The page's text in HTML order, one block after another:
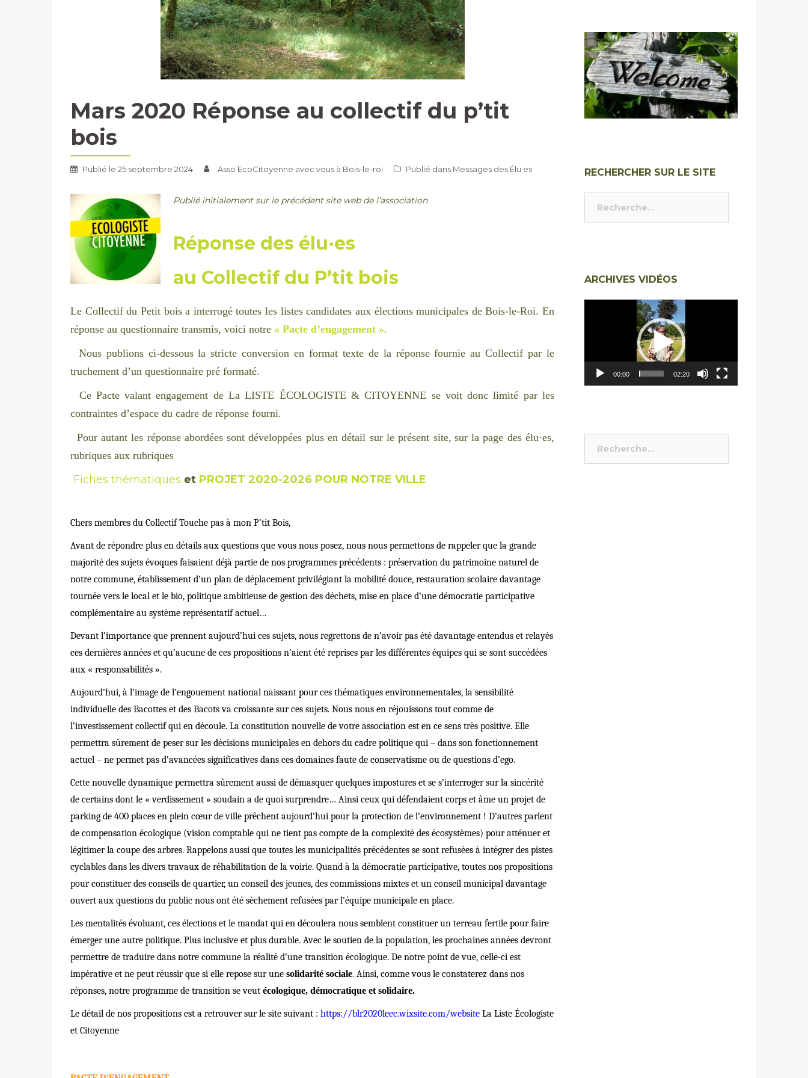
Mars 2020 Réponse au collectif du p’tit
bois
Publié le 25 septembre 2024 Asso EcoCitoyenne avec vous à Bois-le-roi Publié dans Messages des Élu·es
Publié initialement sur le précédent site web de l’association
Réponse des élu·es
au Collectif du P’tit bois
Le Collectif du Petit bois a interrogé toutes les listes candidates aux élections municipales de Bois-le-Roi. En
réponse au questionnaire transmis, voici notre « Pacte d’engagement ».
Nous publions ci-dessous la stricte conversion en format textede la réponse fournie au Collectif par le
truchement d’un questionnaire pré formaté.
Ce Pacte valant engagement de La LISTE ÉCOLOGISTE & CITOYENNE se voit donc limité par les
contraintes d’espace du cadre de réponse fourni.
Pour autant les réponse abordées sont développées plus en détail sur le présent site, sur la page des élu·es,
rubriques aux rubriques
Fiches thématiques et PROJET 2020-2026 POUR NOTRE VILLE
Chers membres du Collectif Touche pas à mon P’tit Bois,
Avant de répondre plus en détails aux questions que vous nous posez, nous nous permettons de rappeler que la grande
majorité des sujets évoques faisaient déjà partie de nos programmes précédents : préservation du patrimoine naturel de
notre commune, établissement d’un plan de déplacement privilégiant la mobilité douce, restauration scolaire davantage
tournée vers le local et le bio, politique ambitieuse de gestion des déchets, mise en place d’une démocratie participative
complémentaire au système représentatif actuel…
Devant l’importance que prennent aujourd’hui ces sujets, nous regrettons de n’avoir pas été davantage entendus et relayés
ces dernières années et qu’aucune de ces propositions n’aient été reprises par les différentes équipes qui se sont succédées
aux « responsabilités ».
Aujourd’hui, à l’image de l’engouement national naissant pour ces thématiques environnementales, la sensibilité
individuelle des Bacottes et des Bacots va croissante sur ces sujets. Nous nous en réjouissons tout comme de
l’investissement collectif qui en découle. La constitution nouvelle de votre association est en ce sens très positive. Elle
permettra sûrement de peser sur les décisions municipales en dehors du cadre politique qui – dans son fonctionnement
actuel – ne permet pas d’avancées significatives dans ces domaines faute de conservatisme ou de questions d’ego.
Cette nouvelle dynamique permettra sûrement aussi de démasquer quelques impostures et se s’interroger sur la sincérité
de certains dont le « verdissement » soudain a de quoi surprendre… Ainsi ceux qui défendaient corps et âme un projet de
parking de 400 places en plein cœur de ville prêchent aujourd’hui pour la protection de l’environnement ! D’autres parlent
de compensation écologique (vision comptable qui ne tient pas compte de la complexité des écosystèmes) pour atténuer et
légitimer la coupe des arbres. Rappelons aussi que toutes les municipalités précédentes se sont refusées à intégrer des pistes
cyclables dans les divers travaux de réhabilitation de la voirie. Quand à la démocratie participative, toutes nos propositions
pour constituer des conseils de quartier, un conseil des jeunes, des commissions mixtes et un conseil municipal davantage
ouvert aux questions du public nous ont été sèchement refusées par l’équipe municipale en place.
Les mentalités évoluant, ces élections et le mandat qui en découlera nous semblent constituer un terreau fertile pour faire
émerger une autre politique. Plus inclusive et plus durable. Avec le soutien de la population, les prochaines années devront
permettre de traduire dans notre commune la réalité d’une transition écologique. De notre point de vue, celle-ci est
impérative et ne peut réussir que si elle repose sur une solidarité sociale. Ainsi, comme vous le constaterez dans nos
réponses, notre programme de transition se veut écologique, démocratique et solidaire.
Le détail de nos propositions est a retrouver sur le site suivant : https://blr2020leec.wixsite.com/website La Liste Écologiste
et Citoyenne
RECHERCHER SUR LE SITE
ARCHIVES VIDÉOS
00:00 02:20